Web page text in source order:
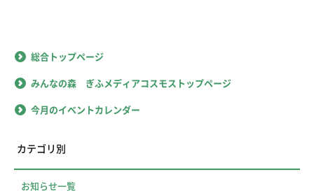
総合トップページ
みんなの森 ぎふメディアコスモストップページ
今月のイベントカレンダー
カテゴリ別
お知らせ一覧